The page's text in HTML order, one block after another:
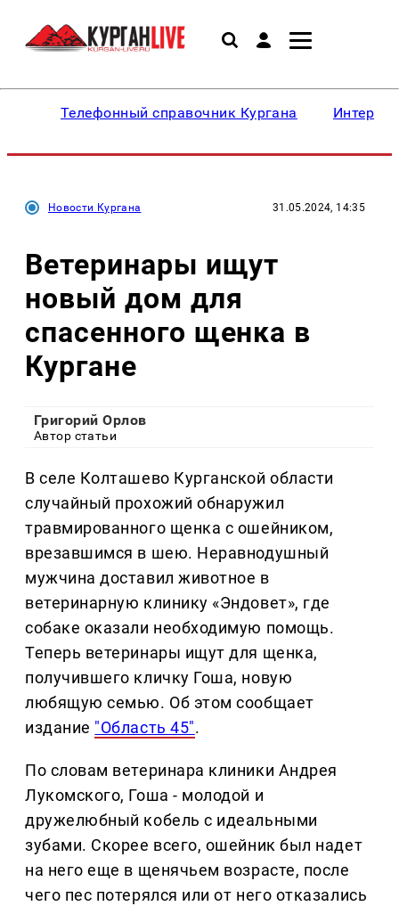
Телефонный справочник Кургана
Новости Кургана 31.05.2024, 14:35
Ветеринары ищут
новый дом для
спасенного щенка в
Кургане
Григорий Орлов
Автор статьи
В селе Колташево Курганской области
случайный прохожий обнаружил
травмированного щенка с ошейником,
врезавшимся в шею. Неравнодушный
мужчина доставил животное в
ветеринарную клинику «Эндовет», где
собаке оказали необходимую помощь.
Теперь ветеринары ищут для щенка,
получившего кличку Гоша, новую
любящую семью. Об этом сообщает
издание "Область 45".
По словам ветеринара клиники Андрея
Лукомского, Гоша - молодой и
дружелюбный кобель с идеальными
зубами. Скорее всего, ошейник был надет
на него еще в щенячьем возрасте, после
чего пес потерялся или от него отказались